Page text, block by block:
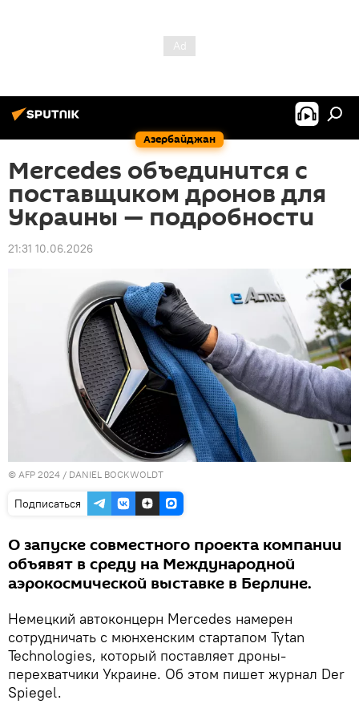
Азербайджан
Mercedes объединится с
поставщиком дронов для
Украины — подробности
21:31 10.06.2026
© AFP 2024 / DANIEL BOCKWOLDT
Подписаться
О запуске совместного проекта компании
объявят в среду на Международной
аэрокосмической выставке в Берлине.
Немецкий автоконцерн Mercedes намерен
сотрудничать с мюнхенским стартапом Tytan
Technologies, который поставляет дроны-
перехватчики Украине. Об этом пишет журнал Der
Spiegel.